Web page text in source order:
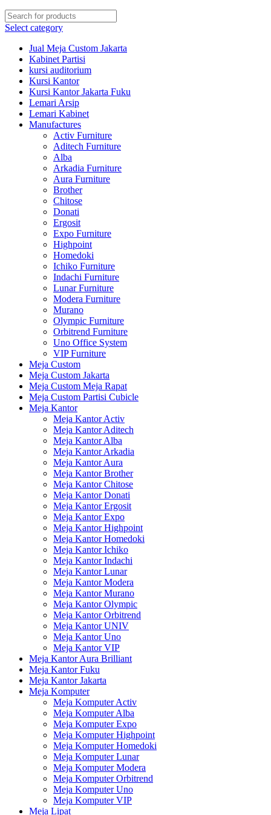
Select category
Jual Meja Custom Jakarta
Kabinet Partisi
kursi auditorium
Kursi Kantor
Kursi Kantor Jakarta Fuku
Lemari Arsip
Lemari Kabinet
Manufactures
Activ Furniture
Aditech Furniture
Alba
Arkadia Furniture
Aura Furniture
Brother
Chitose
Donati
Ergosit
Expo Furniture
Highpoint
Homedoki
Ichiko Furniture
Indachi Furniture
Lunar Furniture
Modera Furniture
Murano
Olympic Furniture
Orbitrend Furniture
Uno Office System
VIP Furniture
Meja Custom
Meja Custom Jakarta
Meja Custom Meja Rapat
Meja Custom Partisi Cubicle
Meja Kantor
Meja Kantor Activ
Meja Kantor Aditech
Meja Kantor Alba
Meja Kantor Arkadia
Meja Kantor Aura
Meja Kantor Brother
Meja Kantor Chitose
Meja Kantor Donati
Meja Kantor Ergosit
Meja Kantor Expo
Meja Kantor Highpoint
Meja Kantor Homedoki
Meja Kantor Ichiko
Meja Kantor Indachi
Meja Kantor Lunar
Meja Kantor Modera
Meja Kantor Murano
Meja Kantor Olympic
Meja Kantor Orbitrend
Meja Kantor UNIV
Meja Kantor Uno
Meja Kantor VIP
Meja Kantor Aura Brilliant
Meja Kantor Fuku
Meja Kantor Jakarta
Meja Komputer
Meja Komputer Activ
Meja Komputer Alba
Meja Komputer Expo
Meja Komputer Highpoint
Meja Komputer Homedoki
Meja Komputer Lunar
Meja Komputer Modera
Meja Komputer Orbitrend
Meja Komputer Uno
Meja Komputer VIP
Meja Lipat